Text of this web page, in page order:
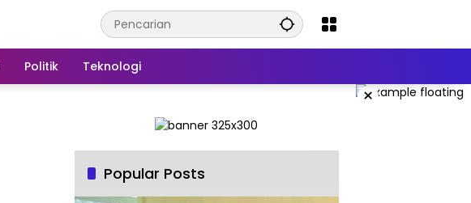
Politik Teknologi
×
Popular Posts